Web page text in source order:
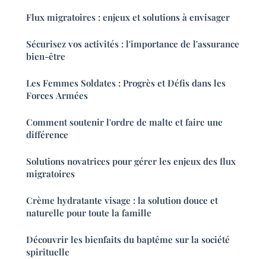
Flux migratoires : enjeux et solutions à envisager
Sécurisez vos activités : l'importance de l'assurance
bien-être
Les Femmes Soldates : Progrès et Défis dans les
Forces Armées
Comment soutenir l'ordre de malte et faire une
différence
Solutions novatrices pour gérer les enjeux des flux
migratoires
Crème hydratante visage : la solution douce et
naturelle pour toute la famille
Découvrir les bienfaits du baptême sur la société
spirituelle